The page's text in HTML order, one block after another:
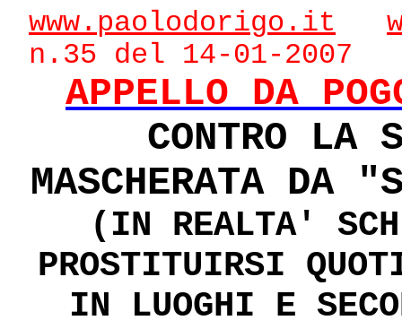
www.paolodorigo.it
n.35 del 14-01-2007
APPELLO DA
CONTRO LA
MASCHERATA DA
(IN REALTA'
PROSTITUIRSI
IN LUOGHI E